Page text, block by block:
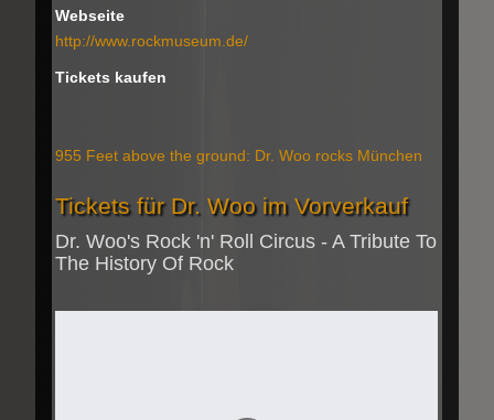
Webseite
http://www.rockmuseum.de/
Tickets kaufen
955 Feet above the ground: Dr. Woo rocks München
Tickets für Dr. Woo im Vorverkauf
Dr. Woo's Rock 'n' Roll Circus - A Tribute To
The History Of Rock